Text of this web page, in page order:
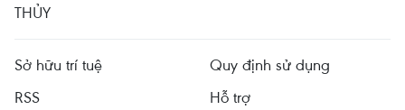
THỦY
Sở hữu trí tuệ
Quy định sử dụng
RSS
Hỗ trợ